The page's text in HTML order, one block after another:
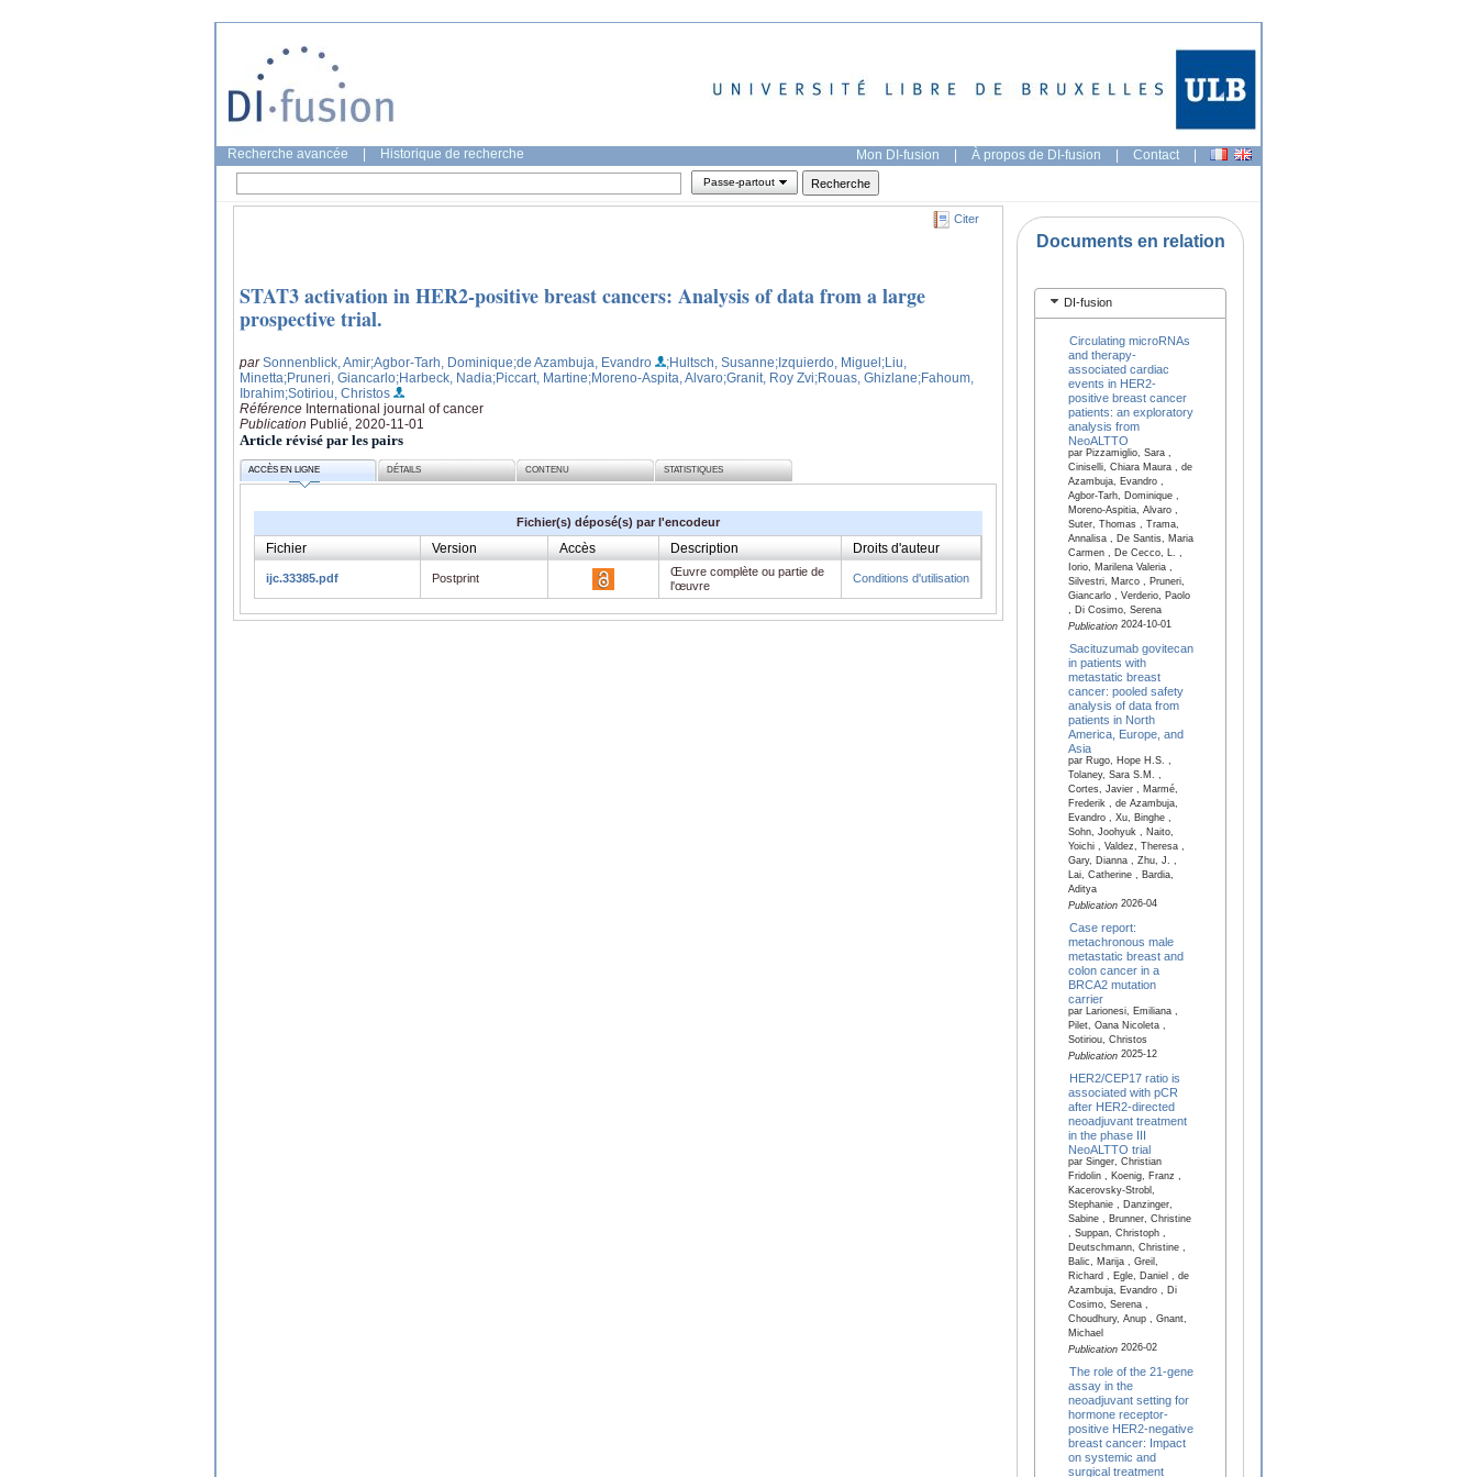
Recherche avancée Historique de recherche Mon DI-fusion | À propos de DI-fusion | Contact |
Passe-partout
Citer
STAT3 activation in HER2-positive breast cancers: Analysis of data from a large
prospective trial.
parSonnenblick, Amir;Agbor‑Tarh, Dominique;de Azambuja, Evandro ;Hultsch, Susanne;Izquierdo, Miguel;Liu,
Minetta;Pruneri, Giancarlo;Harbeck, Nadia;Piccart, Martine;Moreno-Aspita, Alvaro;Granit, Roy Zvi;Rouas, Ghizlane;Fahoum,
Ibrahim;Sotiriou, Christos
Référence International journal of cancer
Publication Publié, 2020-11-01
Article révisé par les pairs
ACCÈS EN LIGNE DÉTAILS CONTENU STATISTIQUES
Fichier(s) déposé(s) par l'encodeur
Fichier Version Accès Description Droits d'auteur
ijc.33385.pdf Postprint
Œuvre complète ou partie de
l'œuvre
Conditions d'utilisation
Documents en relation
DI-fusion
Circulating microRNAs
and therapy-
associated cardiac
events in HER2-
positive breast cancer
patients: an exploratory
analysis from
NeoALTTO
par Pizzamiglio, Sara ,
Ciniselli, Chiara Maura , de
Azambuja, Evandro ,
Agbor‑Tarh, Dominique ,
Moreno-Aspitia, Alvaro ,
Suter, Thomas , Trama,
Annalisa , De Santis, Maria
Carmen , De Cecco, L. ,
Iorio, Marilena Valeria ,
Silvestri, Marco , Pruneri,
Giancarlo , Verderio, Paolo
, Di Cosimo, Serena
Publication2024-10-01
Sacituzumab govitecan
in patients with
metastatic breast
cancer: pooled safety
analysis of data from
patients in North
America, Europe, and
Asia
par Rugo, Hope H.S. ,
Tolaney, Sara S.M. ,
Cortes, Javier , Marmé,
Frederik , de Azambuja,
Evandro , Xu, Binghe ,
Sohn, Joohyuk , Naito,
Yoichi , Valdez, Theresa ,
Gary, Dianna , Zhu, J. ,
Lai, Catherine , Bardia,
Aditya
Publication2026-04
Case report:
metachronous male
metastatic breast and
colon cancer in a
BRCA2 mutation
carrier
par Larionesi, Emiliana ,
Pilet, Oana Nicoleta ,
Sotiriou, Christos
Publication2025-12
HER2/CEP17 ratio is
associated with pCR
after HER2-directed
neoadjuvant treatment
in the phase III
NeoALTTO trial
par Singer, Christian
Fridolin , Koenig, Franz ,
Kacerovsky-Strobl,
Stephanie , Danzinger,
Sabine , Brunner, Christine
, Suppan, Christoph ,
Deutschmann, Christine ,
Balic, Marija , Greil,
Richard , Egle, Daniel , de
Azambuja, Evandro , Di
Cosimo, Serena ,
Choudhury, Anup , Gnant,
Michael
Publication2026-02
The role of the 21-gene
assay in the
neoadjuvant setting for
hormone receptor-
positive HER2-negative
breast cancer: Impact
on systemic and
surgical treatment